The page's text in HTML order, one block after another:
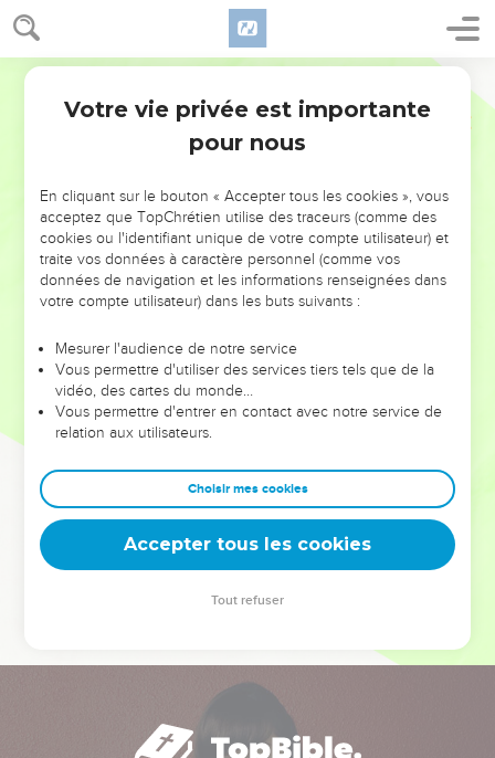
NE MANQUEZ PAS L’ÉVÉNEMENT
DE L’ANNÉE !
ET SI LEURS ERREURS POUVAIENT VOUS ÉVITER LES
VOTRES ?
leur foi ou leur vision. Mais on voit moins les doutes, les erreurs
et les saisons difficiles qu'ils ont traversés, alors même que ce
sont elles qui les ont façonnés.
Dans cette conférence, leaders, entrepreneurs, et responsables
clés pour avancer avec plus de sagesse afin que leurs erreurs
deviennent vos tremplins. Que vous guidiez un ministère, une
équipe, un groupe ou une famille, leur expérience est faite
Votre vie privée est importante
pour nous
En cliquant sur le bouton « Accepter tous les cookies », vous
acceptez que TopChrétien utilise des traceurs (comme des
cookies ou l'identifiant unique de votre compte utilisateur) et
traite vos données à caractère personnel (comme vos
données de navigation et les informations renseignées dans
votre compte utilisateur) dans les buts suivants :
Mesurer l'audience de notre service
Vous permettre d'utiliser des services tiers tels que de la
vidéo, des cartes du monde…
Vous permettre d'entrer en contact avec notre service de
relation aux utilisateurs.
Choisir mes cookies
Accepter tous les cookies
Tout refuser